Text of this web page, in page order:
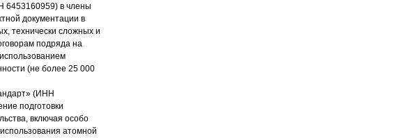
6453160959) в члены
документации в
технически сложных и
подряда на
(не более 25 000
(ИНН
подготовки
включая особо
атомной